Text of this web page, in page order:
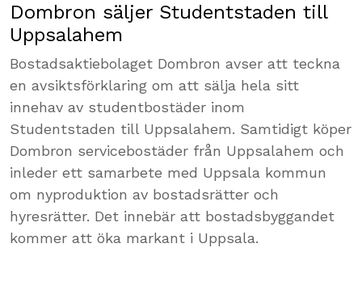
Dombron säljer Studentstaden till
Uppsalahem
Bostadsaktiebolaget Dombron avser att teckna
en avsiktsförklaring om att sälja hela sitt
innehav av studentbostäder inom
Studentstaden till Uppsalahem. Samtidigt köper
Dombron servicebostäder från Uppsalahem och
inleder ett samarbete med Uppsala kommun
om nyproduktion av bostadsrätter och
hyresrätter. Det innebär att bostadsbyggandet
kommer att öka markant i Uppsala.